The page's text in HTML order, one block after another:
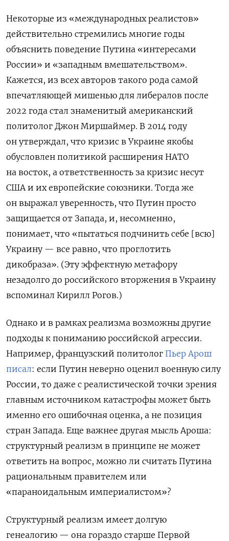
Некоторые из «международных реалистов»
действительно стремились многие годы
объяснить поведение Путина «интересами
России» и «западным вмешательством».
Кажется, из всех авторов такого рода самой
впечатляющей мишенью для либералов после
2022 года стал знаменитый американский
политолог Джон Миршаймер. В 2014 году
он утверждал, что кризис в Украине якобы
обусловлен политикой расширения НАТО
на восток, а ответственность за кризис несут
США и их европейские союзники. Тогда же
он выражал уверенность, что Путин просто
защищается от Запада, и, несомненно,
понимает, что «пытаться подчинить себе [всю]
Украину — все равно, что проглотить
дикобраза». (Эту эффектную метафору
незадолго до российского вторжения в Украину
вспоминал Кирилл Рогов.)
Однако и в рамках реализма возможны другие
подходы к пониманию российской агрессии.
Например, французский политолог Пьер Арош
писал: если Путин неверно оценил военную силу
России, то даже с реалистической точки зрения
главным источником катастрофы может быть
именно его ошибочная оценка, а не позиция
стран Запада. Еще важнее другая мысль Ароша:
структурный реализм в принципе не может
ответить на вопрос, можно ли считать Путина
рациональным правителем или
«параноидальным империалистом»?
Структурный реализм имеет долгую
генеалогию — она гораздо старше Первой